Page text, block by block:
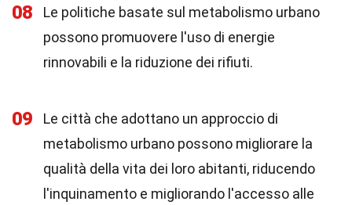
08
Le politiche basate sul metabolismo urbano
possono promuovere l'uso di energie
rinnovabili e la riduzione dei rifiuti.
09
Le città che adottano un approccio di
metabolismo urbano possono migliorare la
qualità della vita dei loro abitanti, riducendo
l'inquinamento e migliorando l'accesso alle